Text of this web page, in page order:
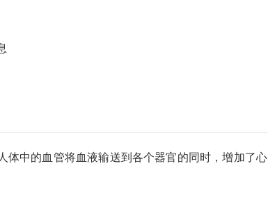
体中的血管将血液输送到各个器官的同时，增加了心